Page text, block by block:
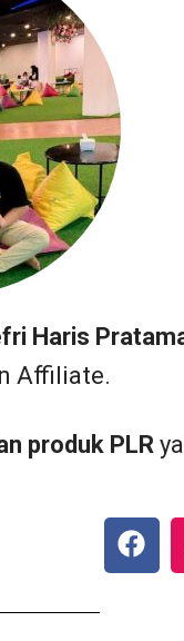
Haris
Affiliate.
produk PLR